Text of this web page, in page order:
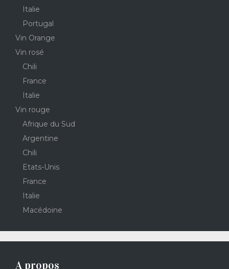
Italie
Portugal
Vin Orange
Vin rosé
Chili
France
Italie
Vin rouge
Afrique du Sud
Argentine
Chili
Etats-Unis
France
Italie
Macédoine
A propos